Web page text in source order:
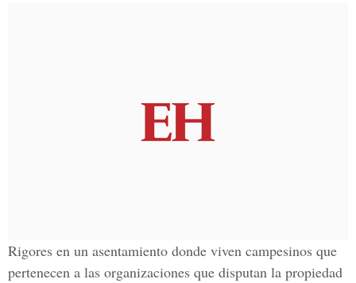
Rigores en un asentamiento donde viven campesinos que
pertenecen a las organizaciones que disputan la propiedad